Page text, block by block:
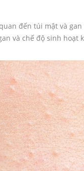
đến túi mật và
và chế độ sinh